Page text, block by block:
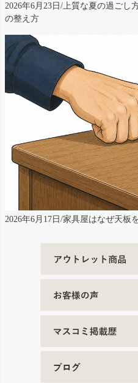
2026年6月23日/上質な夏の過ごし
の整え方
2026年6月17日/家具屋はなぜ天板